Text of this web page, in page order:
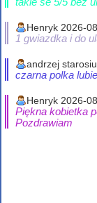
Henryk 2026-
1 gwiazdka i do
andrzej
czarna polka
Henryk 2026-
Piękna kobietka
Pozdrawiam